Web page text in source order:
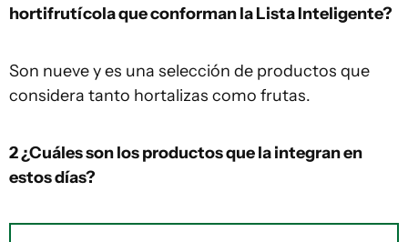
hortifrutícola que conforman la Lista Inteligente?
Son nueve y es una selección de productos que
considera tanto hortalizas como frutas.
2 ¿Cuáles son los productos que la integran en
estos días?